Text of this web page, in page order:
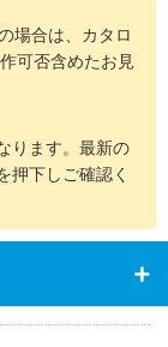
場合は、カタロ
可否含めたお見
ります。最新の
押下しご確認く